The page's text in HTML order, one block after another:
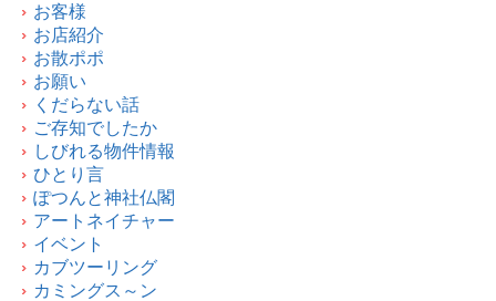
お客様
お店紹介
お散ポポ
お願い
くだらない話
ご存知でしたか
しびれる物件情報
ひとり言
ぽつんと神社仏閣
アートネイチャー
イベント
カブツーリング
カミングス～ン